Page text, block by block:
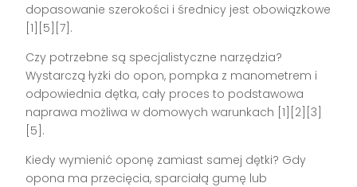
dopasowanie szerokości i średnicy jest obowiązkowe
[1][5][7].
Czy potrzebne są specjalistyczne narzędzia?
Wystarczą łyżki do opon, pompka z manometrem i
odpowiednia dętka, cały proces to podstawowa
naprawa możliwa w domowych warunkach [1][2][3]
[5].
Kiedy wymienić oponę zamiast samej dętki? Gdy
opona ma przecięcia, sparciałą gumę lub